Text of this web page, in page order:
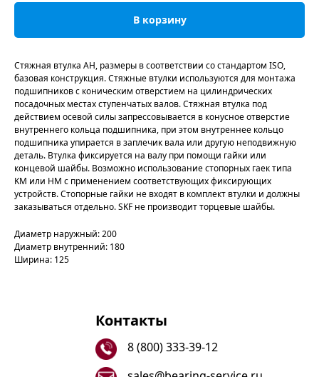
В корзину
Стяжная втулка AH, размеры в соответствии со стандартом ISO,
базовая конструкция. Стяжные втулки используются для монтажа
подшипников с коническим отверстием на цилиндрических
посадочных местах ступенчатых валов. Стяжная втулка под
действием осевой силы запрессовывается в конусное отверстие
внутреннего кольца подшипника, при этом внутреннее кольцо
подшипника упирается в заплечик вала или другую неподвижную
деталь. Втулка фиксируется на валу при помощи гайки или
концевой шайбы. Возможно использование стопорных гаек типа
KM или HM с применением соответствующих фиксирующих
устройств. Стопорные гайки не входят в комплект втулки и должны
заказываться отдельно. SKF не производит торцевые шайбы.
Диаметр наружный: 200
Диаметр внутренний: 180
Ширина: 125
Контакты
8 (800) 333-39-12